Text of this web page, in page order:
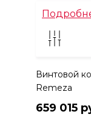
Винтовой
Remeza
659 015